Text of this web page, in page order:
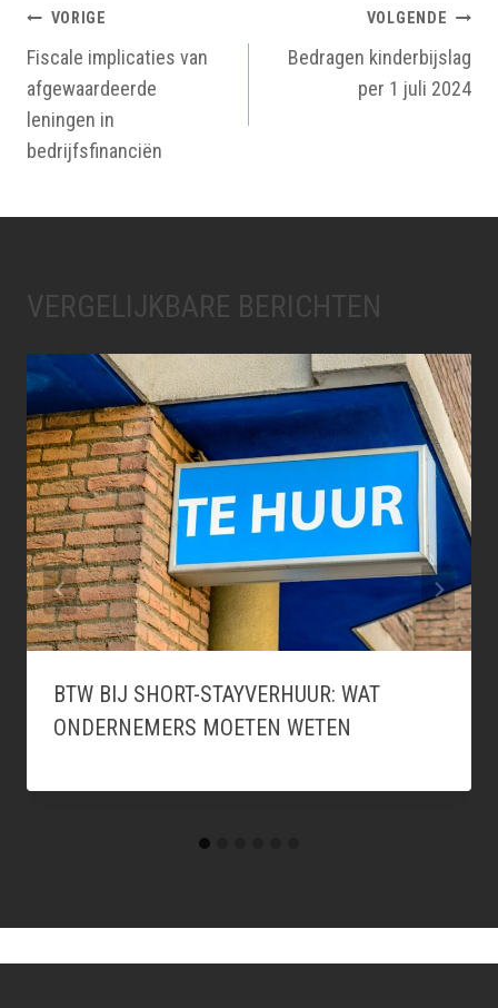
BERICHTNAVIGATIE
VORIGE
Fiscale implicaties van
afgewaardeerde
leningen in
bedrijfsfinanciën
VOLGENDE
Bedragen kinderbijslag
per 1 juli 2024
VERGELIJKBARE BERICHTEN
BTW BIJ SHORT-STAYVERHUUR: WAT
ONDERNEMERS MOETEN WETEN